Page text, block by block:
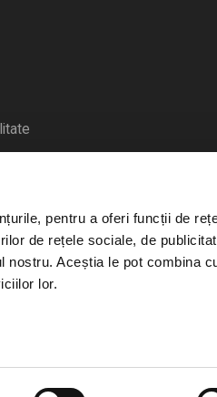
pentru a oferi funcții de
de rețele sociale, de
Aceștia le pot combina
lor.